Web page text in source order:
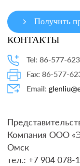
Получить
КОНТАКТЫ
Tel: 86-577-
Fax: 86-577-
Email:
Компания ООО
Омск
тел.: +7 904 078-